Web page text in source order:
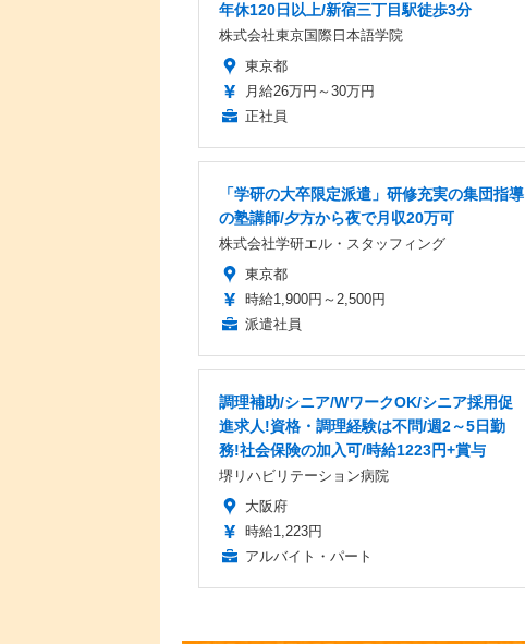
年休120日以上/新宿三丁目駅徒歩3分
株式会社東京国際日本語学院
東京都
月給26万円～30万円
正社員
「学研の大卒限定派遣」研修充実の集団指導
の塾講師/夕方から夜で月収20万可
株式会社学研エル・スタッフィング
東京都
時給1,900円～2,500円
派遣社員
調理補助/シニア/WワークOK/シニア採用促
進求人!資格・調理経験は不問/週2～5日勤
務!社会保険の加入可/時給1223円+賞与
堺リハビリテーション病院
大阪府
時給1,223円
アルバイト・パート